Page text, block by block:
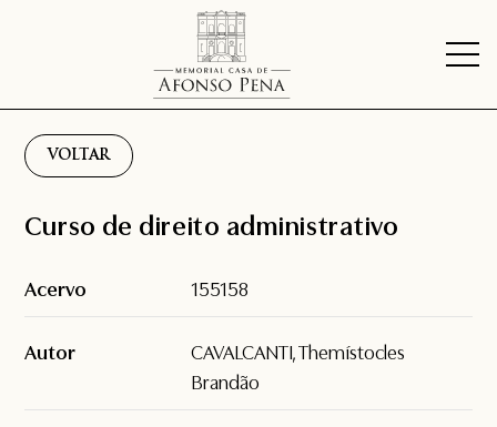
VOLTAR
Curso de direito administrativo
Acervo 155158
Autor
CAVALCANTI, Themístocles
Brandão